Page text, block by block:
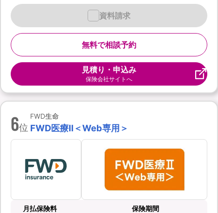
無料で相談予約
資料請求
見積り・申込み
保険会社サイトへ
6位
FWD生命
FWD医療Ⅱ＜Web専用＞
月払保険料 保険期間